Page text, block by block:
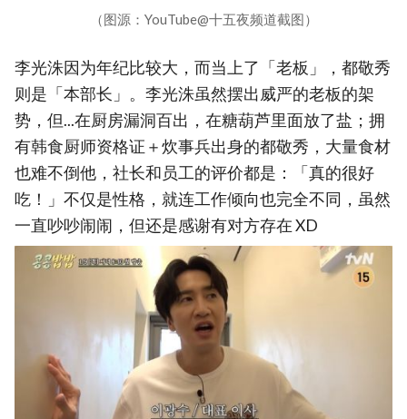
（图源：YouTube@十五夜频道截图）
李光洙因为年纪比较大，而当上了「老板」，都敬秀
则是「本部长」。李光洙虽然摆出威严的老板的架
势，但...在厨房漏洞百出，在糖葫芦里面放了盐；拥
有韩食厨师资格证＋炊事兵出身的都敬秀，大量食材
也难不倒他，社长和员工的评价都是：「真的很好
吃！」不仅是性格，就连工作倾向也完全不同，虽然
一直吵吵闹闹，但还是感谢有对方存在 XD